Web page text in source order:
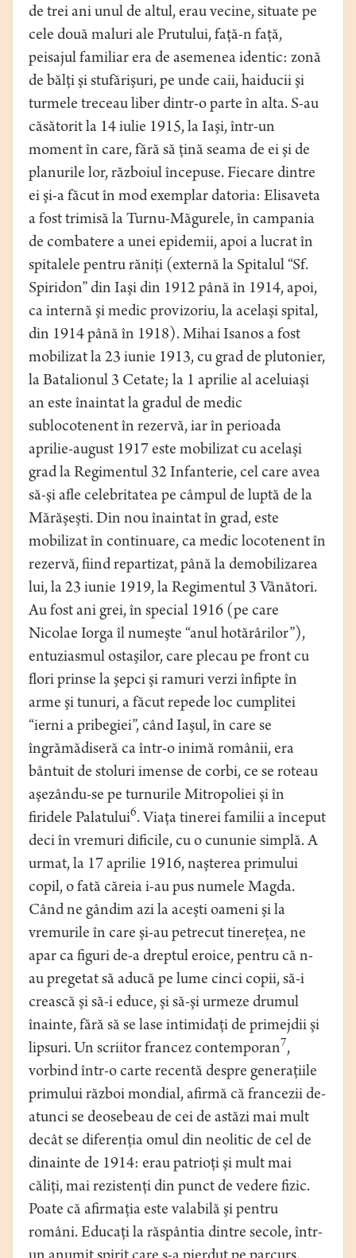
de trei ani unul de altul, erau vecine, situate pe
cele două maluri ale Prutului, faţă-n faţă,
peisajul familiar era de asemenea identic: zonă
de bălţi şi stufărişuri, pe unde caii, haiducii şi
turmele treceau liber dintr-o parte în alta. S-au
căsătorit la 14 iulie 1915, la Iaşi, într-un
moment în care, fără să ţină seama de ei şi de
planurile lor, războiul începuse. Fiecare dintre
ei şi-a făcut în mod exemplar datoria: Elisaveta
a fost trimisă la Turnu-Măgurele, în campania
de combatere a unei epidemii, apoi a lucrat în
spitalele pentru răniţi (externă la Spitalul “Sf.
Spiridon” din Iaşi din 1912 până în 1914, apoi,
ca internă şi medic provizoriu, la acelaşi spital,
din 1914 până în 1918). Mihai Isanos a fost
mobilizat la 23 iunie 1913, cu grad de plutonier,
la Batalionul 3 Cetate; la 1 aprilie al aceluiaşi
an este înaintat la gradul de medic
sublocotenent în rezervă, iar în perioada
aprilie-august 1917 este mobilizat cu acelaşi
grad la Regimentul 32 Infanterie, cel care avea
să-şi afle celebritatea pe câmpul de luptă de la
Mărăşeşti. Din nou înaintat în grad, este
mobilizat în continuare, ca medic locotenent în
rezervă, fiind repartizat, până la demobilizarea
lui, la 23 iunie 1919, la Regimentul 3 Vânători.
Au fost ani grei, în special 1916 (pe care
Nicolae Iorga îl numeşte “anul hotărârilor”),
entuziasmul ostaşilor, care plecau pe front cu
flori prinse la şepci şi ramuri verzi înfipte în
arme şi tunuri, a făcut repede loc cumplitei
“ierni a pribegiei”, când Iaşul, în care se
îngrămădiseră ca într-o inimă românii, era
bântuit de stoluri imense de corbi, ce se roteau
aşezându-se pe turnurile Mitropoliei şi în
firidele Palatului6. Viaţa tinerei familii a început
deci în vremuri dificile, cu o cununie simplă. A
urmat, la 17 aprilie 1916, naşterea primului
copil, o fată căreia i-au pus numele Magda.
Când ne gândim azi la aceşti oameni şi la
vremurile în care şi-au petrecut tinereţea, ne
apar ca figuri de-a dreptul eroice, pentru că n-
au pregetat să aducă pe lume cinci copii, să-i
crească şi să-i educe, şi să-şi urmeze drumul
înainte, fără să se lase intimidaţi de primejdii şi
lipsuri. Un scriitor francez contemporan7,
vorbind într-o carte recentă despre generaţiile
primului război mondial, afirmă că francezii de-
atunci se deosebeau de cei de astăzi mai mult
decât se diferenţia omul din neolitic de cel de
dinainte de 1914: erau patrioţi şi mult mai
căliţi, mai rezistenţi din punct de vedere fizic.
Poate că afirmaţia este valabilă şi pentru
români. Educaţi la răspântia dintre secole, într-